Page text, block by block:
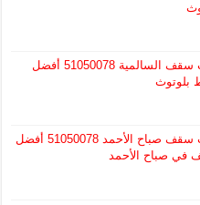
فني تركيب سماعات سقف السالمية 51050078 أفضل
بلوتوث
فني تركيب سماعات سقف صباح الأحمد 51050078 أفضل
في صباح الأحمد